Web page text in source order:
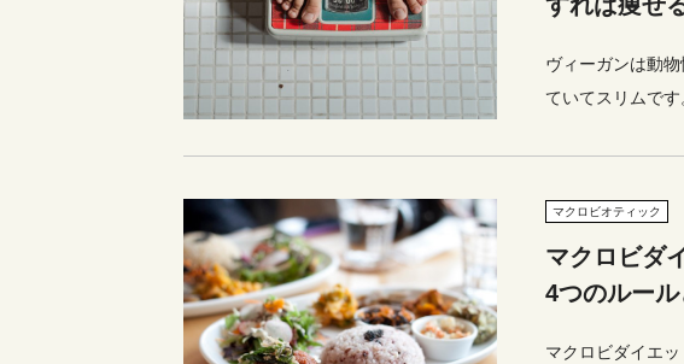
ヴィーガンは動
ていてスリムで
マクロビオティック
マクロビダ
4つのルール
マクロビダイエ